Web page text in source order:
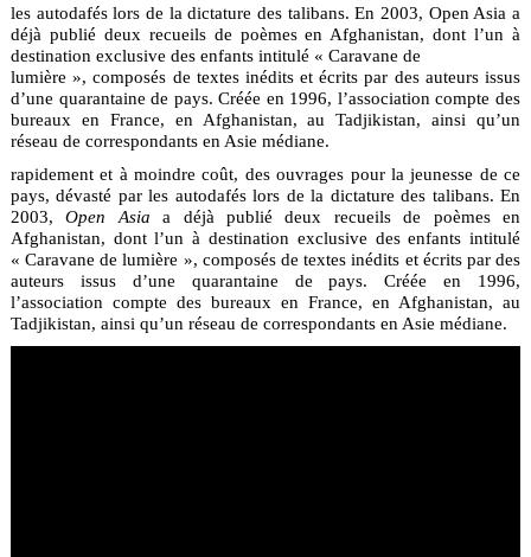
les autodafés lors de la dictature des talibans. En 2003, Open Asia a
déjà publié deux recueils de poèmes en Afghanistan, dont l’un à
destination exclusive des enfants intitulé « Caravane de
lumière », composés de textes inédits et écrits par des auteurs issus
d’une quarantaine de pays. Créée en 1996, l’association compte des
bureaux en France, en Afghanistan, au Tadjikistan, ainsi qu’un
réseau de correspondants en Asie médiane.
rapidement et à moindre coût, des ouvrages pour la jeunesse de ce
pays, dévasté par les autodafés lors de la dictature des talibans. En
2003,Open Asia a déjà publié deux recueils de poèmes en
Afghanistan, dont l’un à destination exclusive des enfants intitulé
« Caravane de lumière », composés de textes inédits et écrits par des
auteurs issus d’une quarantaine de pays. Créée en 1996,
l’association compte des bureaux en France, en Afghanistan, au
Tadjikistan, ainsi qu’un réseau de correspondants en Asie médiane.